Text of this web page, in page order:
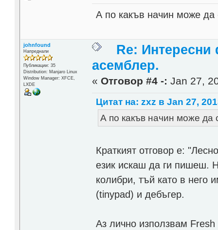
А по какъв начин може да
johnfound
Напреднали
Публикации: 35
Distribution: Manjaro Linux
Window Manager: XFCE,
LXDE
Re: Интересни
асемблер.
« Отговор #4 -: Jan 27,
Цитат на: zxz в Jan 27,
А по какъв начин може да
Краткият отговор е:
език искаш да ги пишеш.
колибри, тъй като в него
(tinypad) и дебъгер.
Аз лично използвам